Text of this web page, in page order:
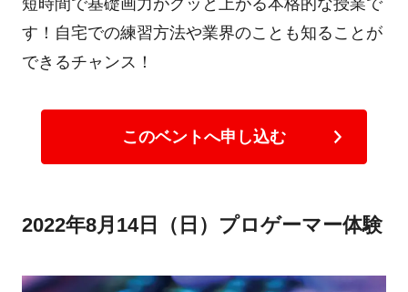
短時間で基礎画力がグッと上がる本格的な授業で
す！自宅での練習方法や業界のことも知ることが
できるチャンス！
このベントへ申し込む
2022年8月14日（日）プロゲーマー体験